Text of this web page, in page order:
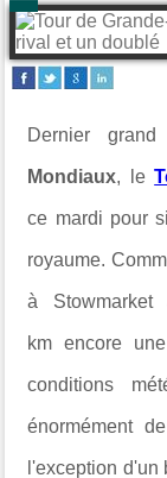
Dernier
Mondiaux, le
ce mardi pour
royaume.
à
km encore
conditions
énormément
l'exception d'un